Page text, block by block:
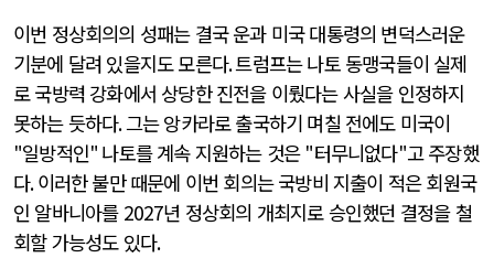
이번 정상회의의 성패는 결국 운과 미국 대통령의 변덕스러운
기분에 달려 있을지도 모른다.트럼프는 나토 동맹국들이 실제
로 국방력 강화에서 상당한 진전을 이뤘다는 사실을 인정하지
못하는 듯하다.그는 앙카라로 출국하기 며칠 전에도 미국이
"일방적인" 나토를 계속 지원하는 것은 "터무니없다"고 주장했
다.이러한 불만 때문에 이번 회의는 국방비 지출이 적은 회원국
인 알바니아를 2027년 정상회의 개최지로 승인했던 결정을 철
회할 가능성도 있다.